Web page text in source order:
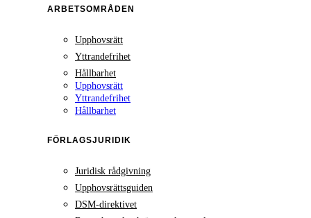
ARBETSOMRÅDEN
Upphovsrätt
Yttrandefrihet
Hållbarhet
Upphovsrätt
Yttrandefrihet
Hållbarhet
FÖRLAGSJURIDIK
Juridisk rådgivning
Upphovsrättsguiden
DSM-direktivet